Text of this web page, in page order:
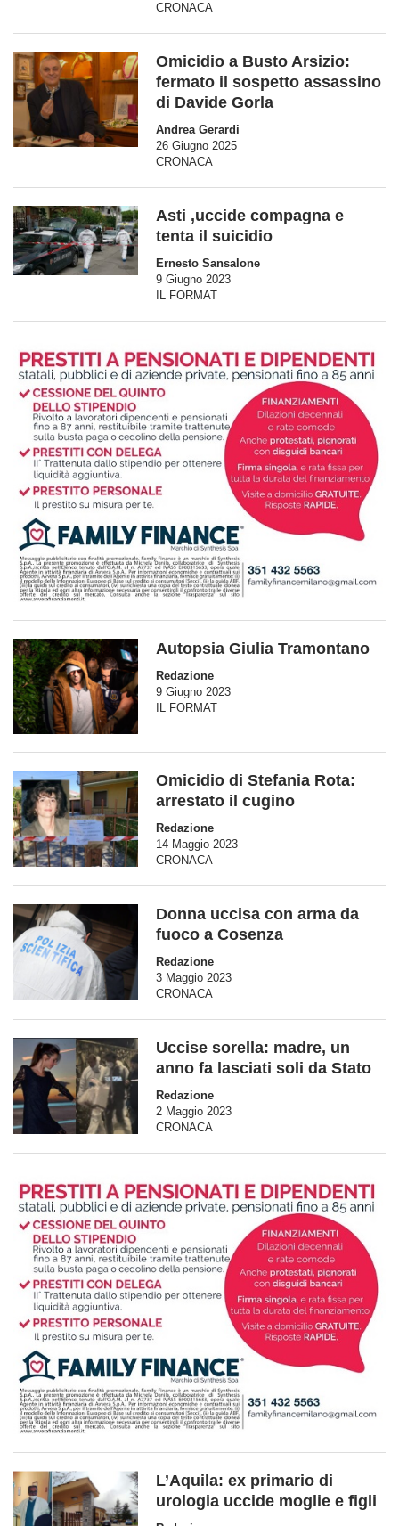
CRONACA
Omicidio a Busto Arsizio:
fermato il sospetto assassino
di Davide Gorla
Andrea Gerardi
26 Giugno 2025
CRONACA
Asti ,uccide compagna e
tenta il suicidio
Ernesto Sansalone
9 Giugno 2023
IL FORMAT
Autopsia Giulia Tramontano
Redazione
9 Giugno 2023
IL FORMAT
Omicidio di Stefania Rota:
arrestato il cugino
Redazione
14 Maggio 2023
CRONACA
Donna uccisa con arma da
fuoco a Cosenza
Redazione
3 Maggio 2023
CRONACA
Uccise sorella: madre, un
anno fa lasciati soli da Stato
Redazione
2 Maggio 2023
CRONACA
L’Aquila: ex primario di
urologia uccide moglie e figli